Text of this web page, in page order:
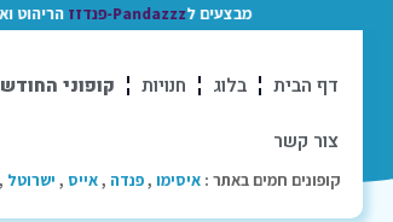
מבצעים לPandazzz-פנדזז הריהוט
דף הבית בלוג חנויות קופוני החודש
צור קשר
קופונים חמים באתר : איסימו ,פנדה ,אייס , ישרוטל ,